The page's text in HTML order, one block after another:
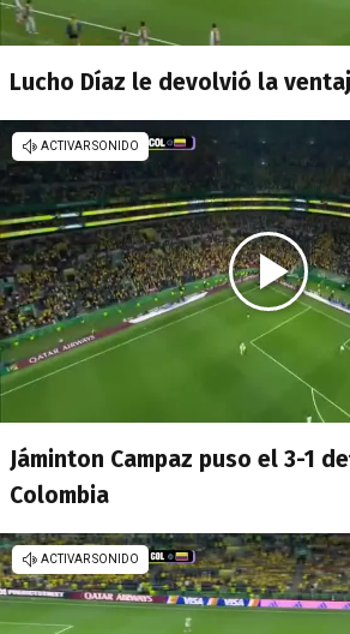
Lucho Díaz le devolvió la
Jáminton Campaz puso el 3-1
Colombia